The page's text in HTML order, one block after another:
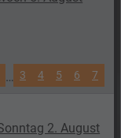
… 3 4 5 6 7
2. August